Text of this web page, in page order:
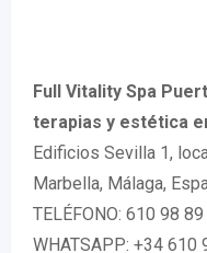
Full Vitality Spa
terapias y estética
Edificios Sevilla 1,
Marbella, Málaga,
TELÉFONO: 610 98
WHATSAPP: +34 610